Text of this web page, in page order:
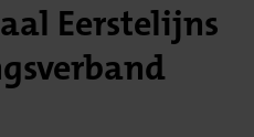
Eerstelijns